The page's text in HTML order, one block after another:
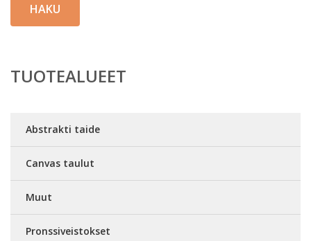
HAKU
TUOTEALUEET
Abstrakti taide
Canvas taulut
Muut
Pronssiveistokset